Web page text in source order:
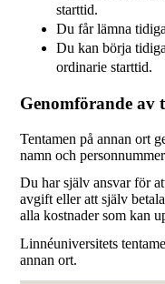
starttid.
Du får lämna
Du kan börja
ordinarie starttid.
Genomförande av
Tentamen på annan ort
namn och
Du har själv ansvar för
avgift eller att själv
alla kostnader som kan
Linnéuniversitets
annan ort.